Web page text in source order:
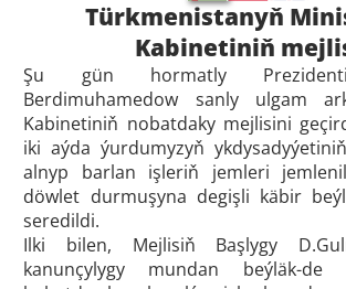
Türkmenistanyň
Kabinetiniň
Şu gün hormatly
Berdimuhamedow sanly ulgam
Kabinetiniň nobatdaky mejlisini
iki aýda ýurdumyzyň
alnyp barlan işleriň jemleri
döwlet durmuşyna degişli käbir
seredildi.
Ilki bilen, Mejlisiň Başlygy
kanunçylygy mundan beýläk-de